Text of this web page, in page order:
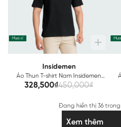
Mua sỉ
Insidemen
Áo Thun T-shirt Nam Insidemen
Cotton ITS026AZ
328,500₫450,000₫
Đang hiển thị 36trong
Xem thêm